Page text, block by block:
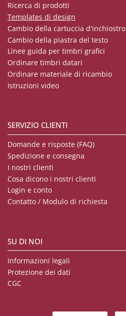
Ricerca di prodotti
Templates di design
Cambio della cartuccia d'inchiostro
Cambio della piastra del testo
Linee guida per timbri grafici
Ordinare timbri datari
Ordinare materiale di ricambio
Istruzioni video
SERVIZIO CLIENTI
Domande e risposte (FAQ)
Spedizione e consegna
I nostri clienti
Cosa dicono i nostri clienti
Login e conto
Contatto / Modulo di richiesta
SU DI NOI
Informazioni legali
Protezione dei dati
CGC